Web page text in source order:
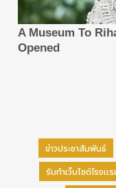
ข่าวประชาสัมพันธ์
รับทำเว็บไซต์โรงแร